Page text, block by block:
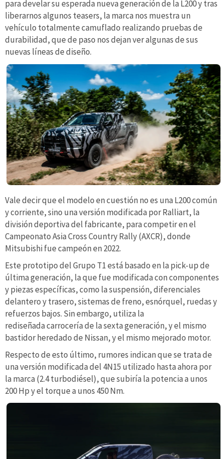
para develar su esperada nueva generación de la L200 y tras
liberarnos algunos teasers, la marca nos muestra un
vehículo totalmente camuflado realizando pruebas de
durabilidad, que de paso nos dejan ver algunas de sus
nuevas líneas de diseño.
Vale decir que el modelo en cuestión no es una L200 común
y corriente, sino una versión modificada por Ralliart, la
división deportiva del fabricante, para competir en el
Campeonato Asia Cross Country Rally (AXCR), donde
Mitsubishi fue campeón en 2022.
Este prototipo del Grupo T1 está basado en la pick-up de
última generación, la que fue modificada con componentes
y piezas específicas, como la suspensión, diferenciales
delantero y trasero, sistemas de freno, esnórquel, ruedas y
refuerzos bajos. Sin embargo, utiliza la
rediseñada carrocería de la sexta generación, y el mismo
bastidor heredado de Nissan, y el mismo mejorado motor.
Respecto de esto último, rumores indican que se trata de
una versión modificada del 4N15 utilizado hasta ahora por
la marca (2.4 turbodiésel), que subiría la potencia a unos
200 Hp y el torque a unos 450 Nm.